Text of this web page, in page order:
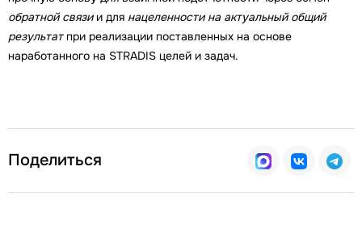
обратной связии для нацеленности на актуальный общий
результатпри реализации поставленных на основе
наработанного на STRADIS целей и задач.
Поделиться